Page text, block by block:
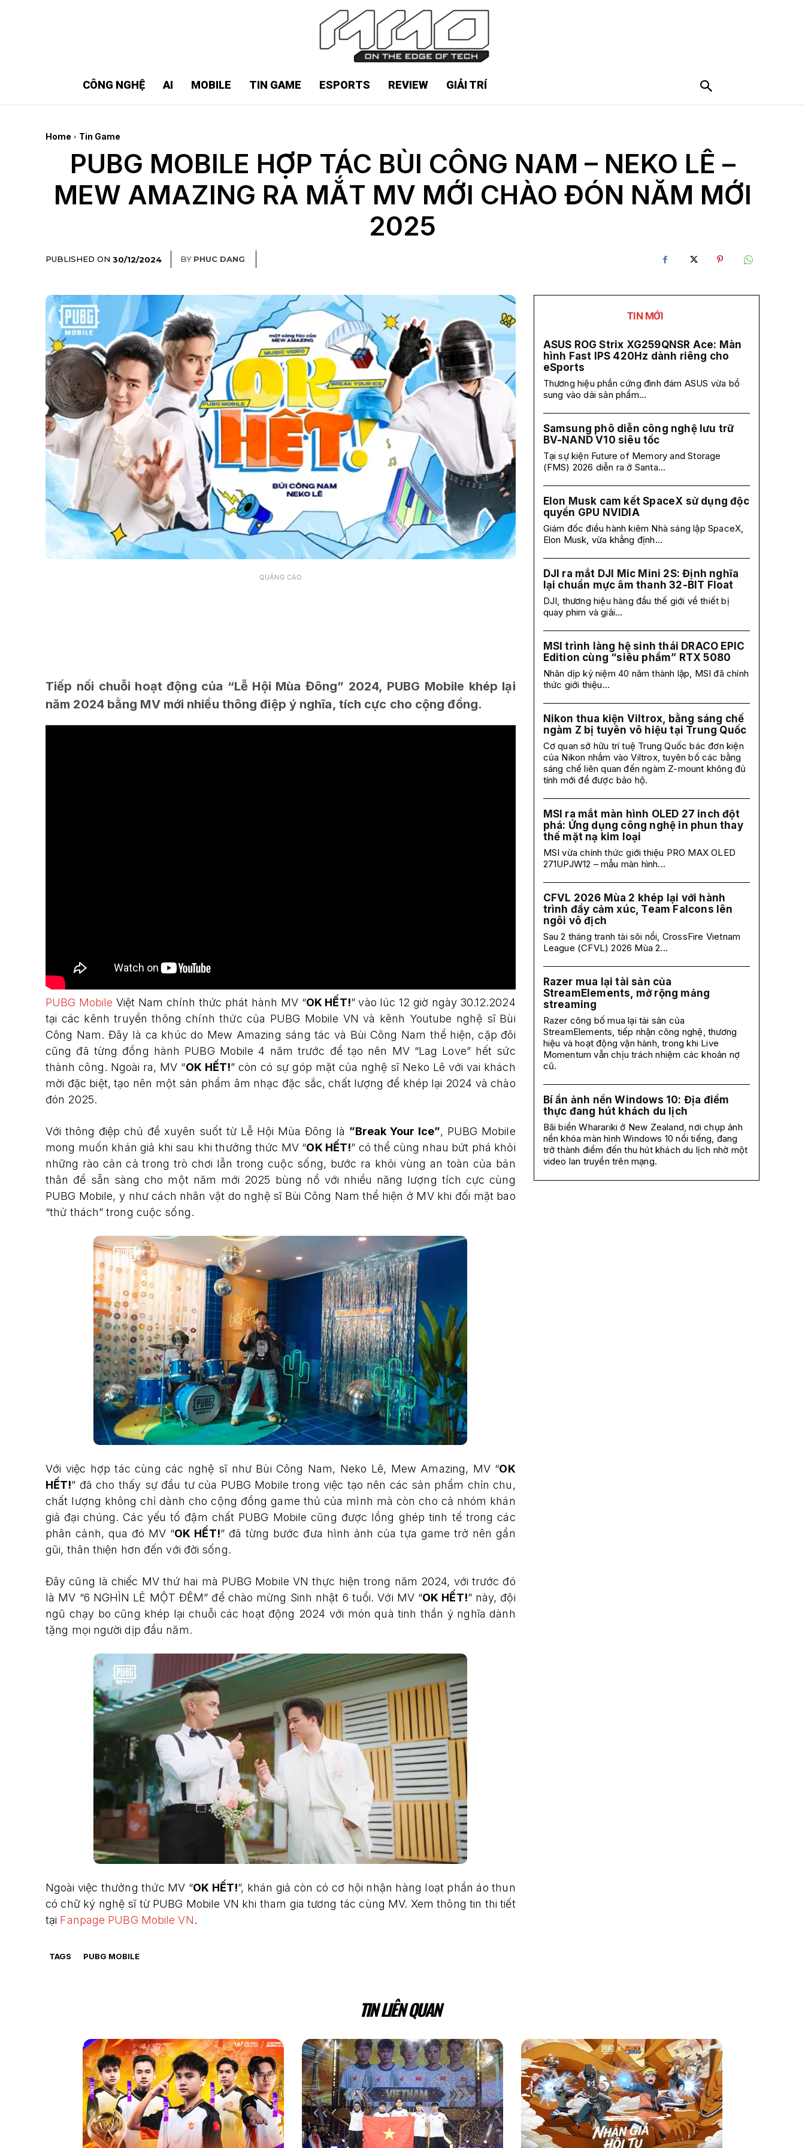
CÔNG NGHỆ AI MOBILE TIN GAME ESPORTS REVIEW GIẢI TRÍ
Home Tin Game
PUBG MOBILE HỢP TÁC BÙI CÔNG NAM – NEKO LÊ –
MEW AMAZING RA MẮT MV MỚI CHÀO ĐÓN NĂM MỚI
2025
PUBLISHED ON 30/12/2024 BY PHUC DANG
QUẢNG CÁO
Tiếp nối chuỗi hoạt động của “Lễ Hội Mùa Đông” 2024, PUBG Mobile khép lại
năm 2024 bằng MV mới nhiều thông điệp ý nghĩa, tích cực cho cộng đồng.
PUBG Mobile Việt Nam chính thức phát hành MV “OK HẾT!” vào lúc 12 giờ ngày 30.12.2024
tại các kênh truyền thông chính thức của PUBG Mobile VN và kênh Youtube nghệ sĩ Bùi
Công Nam. Đây là ca khúc do Mew Amazing sáng tác và Bùi Công Nam thể hiện, cặp đôi
cũng đã từng đồng hành PUBG Mobile 4 năm trước để tạo nên MV “Lag Love” hết sức
thành công. Ngoài ra, MV “OK HẾT!” còn có sự góp mặt của nghệ sĩ Neko Lê với vai khách
mời đặc biệt, tạo nên một sản phẩm âm nhạc đặc sắc, chất lượng để khép lại 2024 và chào
đón 2025.
Với thông điệp chủ đề xuyên suốt từ Lễ Hội Mùa Đông là ”Break Your Ice”, PUBG Mobile
mong muốn khán giả khi sau khi thưởng thức MV “OK HẾT!” có thể cùng nhau bứt phá khỏi
những rào cản cả trong trò chơi lẫn trong cuộc sống, bước ra khỏi vùng an toàn của bản
thân để sẵn sàng cho một năm mới 2025 bùng nổ với nhiều năng lượng tích cực cùng
PUBG Mobile, y như cách nhân vật do nghệ sĩ Bùi Công Nam thể hiện ở MV khi đối mặt bao
“thử thách” trong cuộc sống.
Với việc hợp tác cùng các nghệ sĩ như Bùi Công Nam, Neko Lê, Mew Amazing, MV “OK
HẾT!” đã cho thấy sự đầu tư của PUBG Mobile trong việc tạo nên các sản phẩm chỉn chu,
chất lượng không chỉ dành cho cộng đồng game thủ của mình mà còn cho cả nhóm khán
giả đại chúng. Các yếu tố đậm chất PUBG Mobile cũng được lồng ghép tinh tế trong các
phân cảnh, qua đó MV “OK HẾT!” đã từng bước đưa hình ảnh của tựa game trở nên gần
gũi, thân thiện hơn đến với đời sống.
Đây cũng là chiếc MV thứ hai mà PUBG Mobile VN thực hiện trong năm 2024, với trước đó
là MV “6 NGHÌN LẺ MỘT ĐÊM” để chào mừng Sinh nhật 6 tuổi. Với MV “OK HẾT!” này, đội
ngũ chạy bo cũng khép lại chuỗi các hoạt động 2024 với món quà tinh thần ý nghĩa dành
tặng mọi người dịp đầu năm.
Ngoài việc thưởng thức MV “OK HẾT!”, khán giả còn có cơ hội nhận hàng loạt phần áo thun
có chữ ký nghệ sĩ từ PUBG Mobile VN khi tham gia tương tác cùng MV. Xem thông tin thi tiết
tại Fanpage PUBG Mobile VN.
TAGS PUBG MOBILE
TIN MỚI
ASUS ROG Strix XG259QNSR Ace: Màn
hình Fast IPS 420Hz dành riêng cho
eSports
Thương hiệu phần cứng đình đám ASUS vừa bổ
sung vào dải sản phẩm...
Samsung phô diễn công nghệ lưu trữ
BV-NAND V10 siêu tốc
Tại sự kiện Future of Memory and Storage
(FMS) 2026 diễn ra ở Santa...
Elon Musk cam kết SpaceX sử dụng độc
quyền GPU NVIDIA
Giám đốc điều hành kiêm Nhà sáng lập SpaceX,
Elon Musk, vừa khẳng định...
DJI ra mắt DJI Mic Mini 2S: Định nghĩa
lại chuẩn mực âm thanh 32-BIT Float
DJI, thương hiệu hàng đầu thế giới về thiết bị
quay phim và giải...
MSI trình làng hệ sinh thái DRACO EPIC
Edition cùng “siêu phẩm” RTX 5080
Nhân dịp kỷ niệm 40 năm thành lập, MSI đã chính
thức giới thiệu...
Nikon thua kiện Viltrox, bằng sáng chế
ngàm Z bị tuyên vô hiệu tại Trung Quốc
Cơ quan sở hữu trí tuệ Trung Quốc bác đơn kiện
của Nikon nhắm vào Viltrox, tuyên bố các bằng
sáng chế liên quan đến ngàm Z-mount không đủ
tính mới để được bảo hộ.
MSI ra mắt màn hình OLED 27 inch đột
phá: Ứng dụng công nghệ in phun thay
thế mặt nạ kim loại
MSI vừa chính thức giới thiệu PRO MAX OLED
271UPJW12 – mẫu màn hình...
CFVL 2026 Mùa 2 khép lại với hành
trình đầy cảm xúc, Team Falcons lên
ngôi vô địch
Sau 2 tháng tranh tài sôi nổi, CrossFire Vietnam
League (CFVL) 2026 Mùa 2...
Razer mua lại tài sản của
StreamElements, mở rộng mảng
streaming
Razer công bố mua lại tài sản của
StreamElements, tiếp nhận công nghệ, thương
hiệu và hoạt động vận hành, trong khi Live
Momentum vẫn chịu trách nhiệm các khoản nợ
cũ.
Bí ẩn ảnh nền Windows 10: Địa điểm
thực đang hút khách du lịch
Bãi biển Wharariki ở New Zealand, nơi chụp ảnh
nền khóa màn hình Windows 10 nổi tiếng, đang
trở thành điểm đến thu hút khách du lịch nhờ một
video lan truyền trên mạng.
TIN LIÊN QUAN